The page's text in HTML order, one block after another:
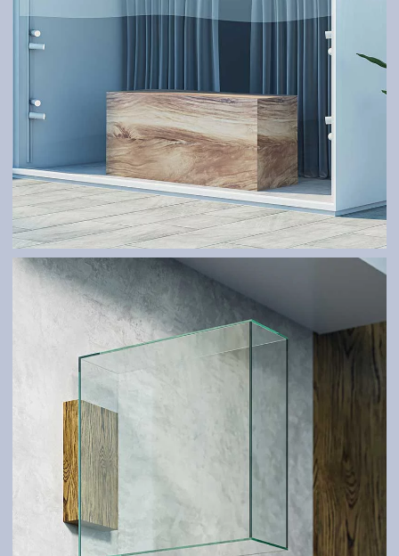
GLASSYSTEME UND ÜBERDACHUNGEN